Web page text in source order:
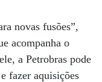
novas fusões”,
acompanha o
a Petrobras pode
fazer aquisições